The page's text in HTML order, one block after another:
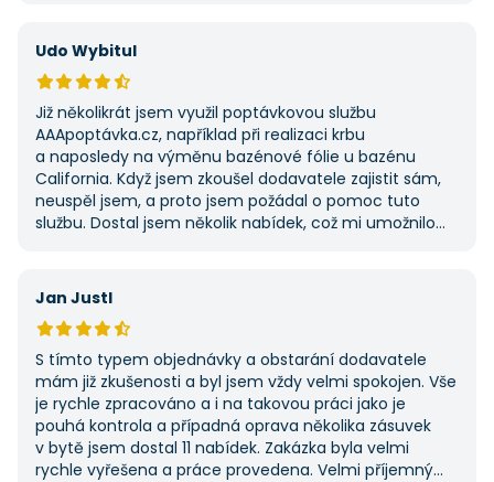
první, ale se službou jsem byl spokojený, protože mi
umožnila najít rychlé řešení. Vše proběhlo v pořádku
a příště jejich službu využiji znovu.
Udo Wybitul
Již několikrát jsem využil poptávkovou službu
AAApoptávka.cz, například při realizaci krbu
a naposledy na výměnu bazénové fólie u bazénu
California. Když jsem zkoušel dodavatele zajistit sám,
neuspěl jsem, a proto jsem požádal o pomoc tuto
službu. Dostal jsem několik nabídek, což mi umožnilo
i ostatním.
Jan Justl
S tímto typem objednávky a obstarání dodavatele
mám již zkušenosti a byl jsem vždy velmi spokojen. Vše
je rychle zpracováno a i na takovou práci jako je
pouhá kontrola a případná oprava několika zásuvek
v bytě jsem dostal 11 nabídek. Zakázka byla velmi
rychle vyřešena a práce provedena. Velmi příjemný